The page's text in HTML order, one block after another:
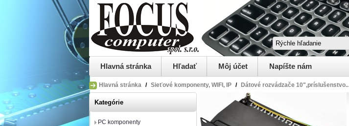
Hlavná stránka Hľadať Môj účet Napíšte nám
Hlavná stránka / Sieťové komponenty, WIFI, IP / Dátové rozvádzače 10",príslušenstvo..
Kategórie
PC komponenty